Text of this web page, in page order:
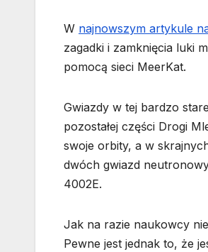
W najnowszym artykule
zagadki i zamknięcia luki
pomocą sieci MeerKat.
Gwiazdy w tej bardzo
pozostałej części Drogi
swoje orbity, a w
dwóch gwiazd
4002E.
Jak na razie naukowcy
Pewne jest jednak to, że